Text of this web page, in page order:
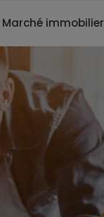
Marché immobilier